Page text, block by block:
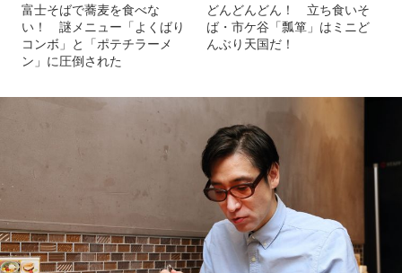
富士そばで蕎麦を食べな
い！ 謎メニュー「よくばり
コンボ」と「ポテチラーメ
ン」に圧倒された
どんどんどん！ 立ち食いそ
ば・市ケ谷「瓢箪」はミニど
んぶり天国だ！